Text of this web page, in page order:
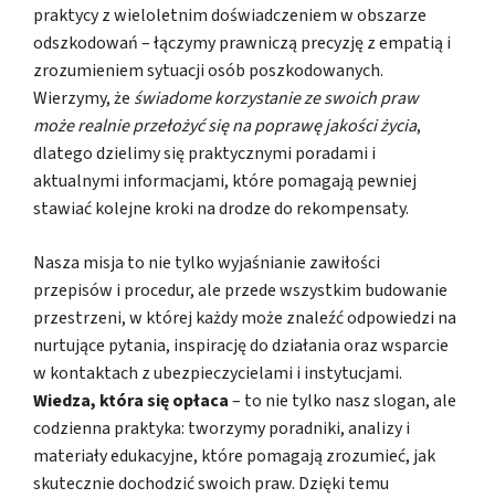
praktycy z wieloletnim doświadczeniem w obszarze
odszkodowań – łączymy prawniczą precyzję z empatią i
zrozumieniem sytuacji osób poszkodowanych.
Wierzymy, że świadome korzystanie ze swoich praw
może realnie przełożyć się na poprawę jakości życia,
dlatego dzielimy się praktycznymi poradami i
aktualnymi informacjami, które pomagają pewniej
stawiać kolejne kroki na drodze do rekompensaty.
Nasza misja to nie tylko wyjaśnianie zawiłości
przepisów i procedur, ale przede wszystkim budowanie
przestrzeni, w której każdy może znaleźć odpowiedzi na
nurtujące pytania, inspirację do działania oraz wsparcie
w kontaktach z ubezpieczycielami i instytucjami.
Wiedza, która się opłaca– to nie tylko nasz slogan, ale
codzienna praktyka: tworzymy poradniki, analizy i
materiały edukacyjne, które pomagają zrozumieć, jak
skutecznie dochodzić swoich praw. Dzięki temu